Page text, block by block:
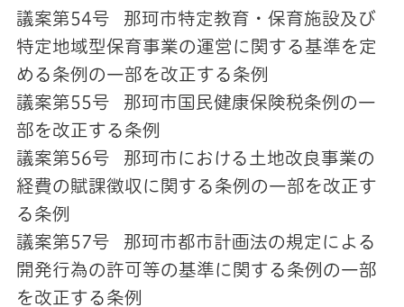
議案第54号 那珂市特定教育・保育施設及び
特定地域型保育事業の運営に関する基準を定
める条例の一部を改正する条例
議案第55号 那珂市国民健康保険税条例の一
部を改正する条例
議案第56号 那珂市における土地改良事業の
経費の賦課徴収に関する条例の一部を改正す
る条例
議案第57号 那珂市都市計画法の規定による
開発行為の許可等の基準に関する条例の一部
を改正する条例